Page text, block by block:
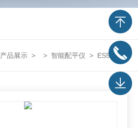
产品展示 > > 智能配平仪 > ES5000-6智能配平仪参数